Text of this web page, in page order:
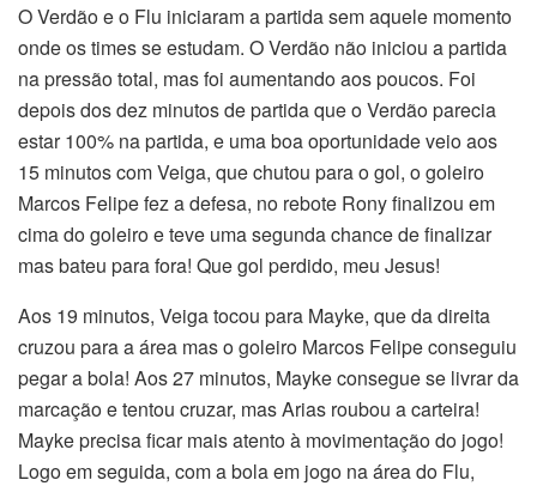
O Verdão e o Flu iniciaram a partida sem aquele momento
onde os times se estudam. O Verdão não iniciou a partida
na pressão total, mas foi aumentando aos poucos. Foi
depois dos dez minutos de partida que o Verdão parecia
estar 100% na partida, e uma boa oportunidade veio aos
15 minutos com Veiga, que chutou para o gol, o goleiro
Marcos Felipe fez a defesa, no rebote Rony finalizou em
cima do goleiro e teve uma segunda chance de finalizar
mas bateu para fora! Que gol perdido, meu Jesus!
Aos 19 minutos, Veiga tocou para Mayke, que da direita
cruzou para a área mas o goleiro Marcos Felipe conseguiu
pegar a bola! Aos 27 minutos, Mayke consegue se livrar da
marcação e tentou cruzar, mas Arias roubou a carteira!
Mayke precisa ficar mais atento à movimentação do jogo!
Logo em seguida, com a bola em jogo na área do Flu,